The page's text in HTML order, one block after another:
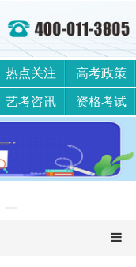
热点关注 高考政策
艺考咨讯 资格考试